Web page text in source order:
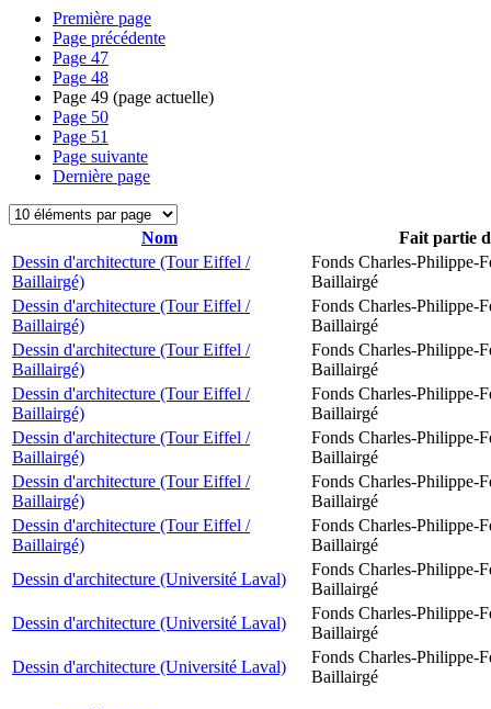
Première page
Page précédente
Page 47
Page 48
Page 49 (page actuelle)
Page 50
Page 51
Page suivante
Dernière page
Nom
Fait partie
Dessin d'architecture (Tour Eiffel /
Baillairgé)
Fonds Charles-Philippe-
Baillairgé
Dessin d'architecture (Tour Eiffel /
Baillairgé)
Fonds Charles-Philippe-
Baillairgé
Dessin d'architecture (Tour Eiffel /
Baillairgé)
Fonds Charles-Philippe-
Baillairgé
Dessin d'architecture (Tour Eiffel /
Baillairgé)
Fonds Charles-Philippe-
Baillairgé
Dessin d'architecture (Tour Eiffel /
Baillairgé)
Fonds Charles-Philippe-
Baillairgé
Dessin d'architecture (Tour Eiffel /
Baillairgé)
Fonds Charles-Philippe-
Baillairgé
Dessin d'architecture (Tour Eiffel /
Baillairgé)
Fonds Charles-Philippe-
Baillairgé
Dessin d'architecture (Université Laval)
Fonds Charles-Philippe-
Baillairgé
Dessin d'architecture (Université Laval)
Fonds Charles-Philippe-
Baillairgé
Dessin d'architecture (Université Laval)
Fonds Charles-Philippe-
Baillairgé